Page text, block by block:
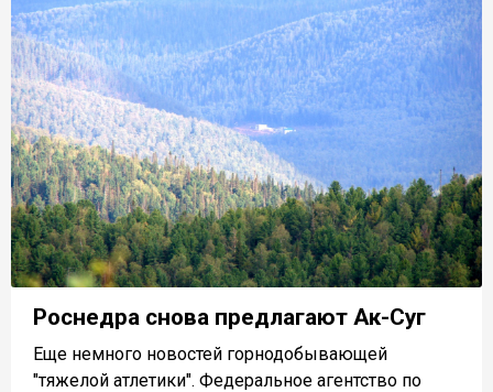
Роснедра снова предлагают Ак-Суг
Еще немного новостей горнодобывающей
"тяжелой атлетики". Федеральное агентство по